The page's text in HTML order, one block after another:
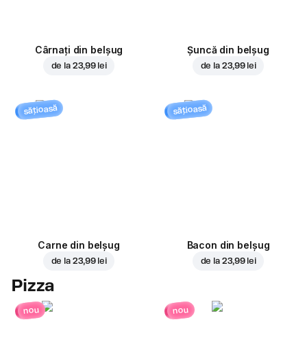
Cârnați din belșug
de la 23,99 lei
Șuncă din belșug
de la 23,99 lei
sățioasă
Carne din belșug
de la 23,99 lei
sățioasă
Bacon din belșug
de la 23,99 lei
Pizza
nou nou